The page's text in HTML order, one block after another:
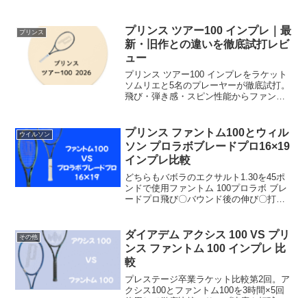
ブFX500飛び〇バウンド後の伸び〇スピ
ン〇サポート力...
プリンス
プリンス ツアー100 インプレ｜最
新・旧作との違いを徹底試打レビ
ュー
プリンス ツアー100 インプレをラケット
ソムリエと5名のプレーヤーが徹底試打。
飛び・弾き感・スピン性能からファント
ウイルソン
プリンス ファントム100とウィル
ソン プロラボブレードプロ16×19
インプレ比較
どちらもバボラのエクサルト1.30を45ポ
ンドで使用ファントム 100プロラボ ブレ
ードプロ飛び〇バウンド後の伸び〇打球
ァントム100が良かった点飛びが良くバウ
ンド後の...
その他
ダイアデム アクシス 100 VS プリ
ンス ファントム 100 インプレ 比
較
プレステージ卒業ラケット比較第2回。ア
クシス100とファントム100を3時間×5回